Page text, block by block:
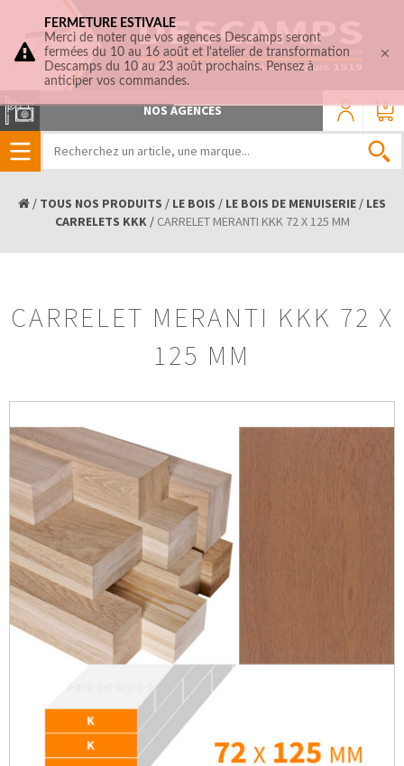
0
NOS AGENCES
/ TOUS NOS PRODUITS / LE BOIS / LE BOIS DE MENUISERIE / LES
CARRELETS KKK/ CARRELET MERANTI KKK 72 X 125 MM
CARRELET MERANTI KKK 72 X
125 MM
FERMETURE ESTIVALE
Merci de noter que vos agences Descamps seront
fermées du 10 au 16 août et l'atelier de transformation
Descamps du 10 au 23 août prochains. Pensez à
anticiper vos commandes.